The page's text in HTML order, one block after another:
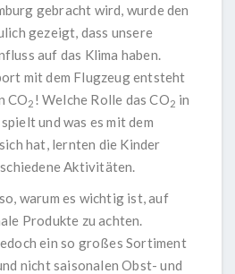
gebracht wird, wurde den
gezeigt, dass unsere
auf das Klima haben.
mit dem Flugzeug entsteht
CO2 ! Welche Rolle das CO2 in
und was es mit dem
hat, lernten die Kinder
Aktivitäten.
warum es wichtig ist, auf
Produkte zu achten.
ein so großes Sortiment
nicht saisonalen Obst- und